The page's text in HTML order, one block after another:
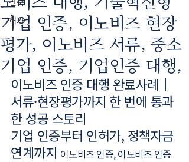
허가
기업 인증, 이노비즈 현장
평가, 이노비즈 서류, 중소
기업 인증, 기업인증 대행,
이노비즈 인증 대행 완료사례｜
서류·현장평가까지 한 번에 통과
한 성공 스토리
기업 인증부터 인허가, 정책자금
연계까지 이노비즈 인증, 이노비즈 인증